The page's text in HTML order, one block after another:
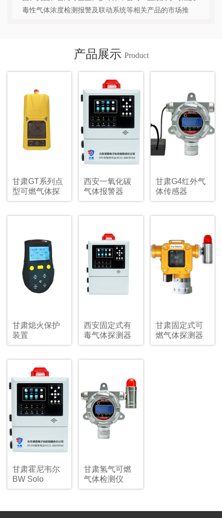
毒性气体浓度检测报警及联动系统等相关产品的市场推
新老朋友的关爱和支持下已发展成为安防行业的企业。...
产品展示 Product
甘肃GT系列点
型可燃气体探
测器
西安一氧化碳
气体报警器
甘肃G4红外气
体传感器
甘肃熄火保护
装置
西安固定式有
毒气体探测器
甘肃固定式可
燃气体探测器
甘肃霍尼韦尔
BW Solo
甘肃氢气可燃
气体检测仪